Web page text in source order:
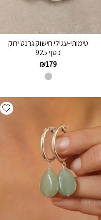
טימותי-עגילי חישוק גרנט ירוק
כסף 925
₪179